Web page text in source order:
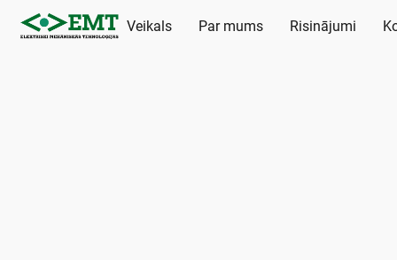
Veikals Par mums Risinājumi